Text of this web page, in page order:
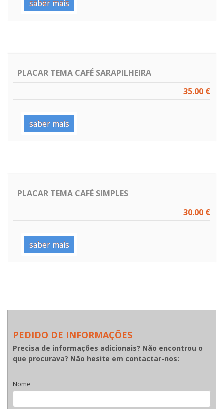
saber mais
PLACAR TEMA CAFÉ SARAPILHEIRA
35.00 €
saber mais
PLACAR TEMA CAFÉ SIMPLES
30.00 €
saber mais
PEDIDO DE INFORMAÇÕES
Precisa de informações adicionais? Não encontrou o
que procurava? Não hesite em contactar-nos:
Nome